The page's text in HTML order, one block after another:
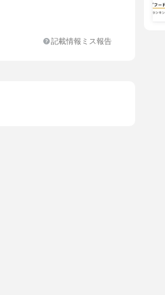
オウギエキス、レンゲソウエ
発酵エキス、オウレン根エキ
ンテルムインジクムエキス、セ
記載情報ミス報告